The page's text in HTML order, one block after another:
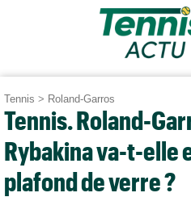
Tennis > Roland-Garros
Tennis. Roland-
Rybakina va-t-elle
plafond de verre ?